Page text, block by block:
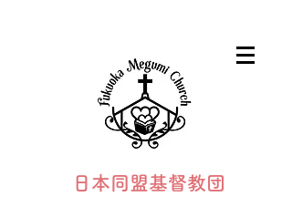
日本同盟基督教団